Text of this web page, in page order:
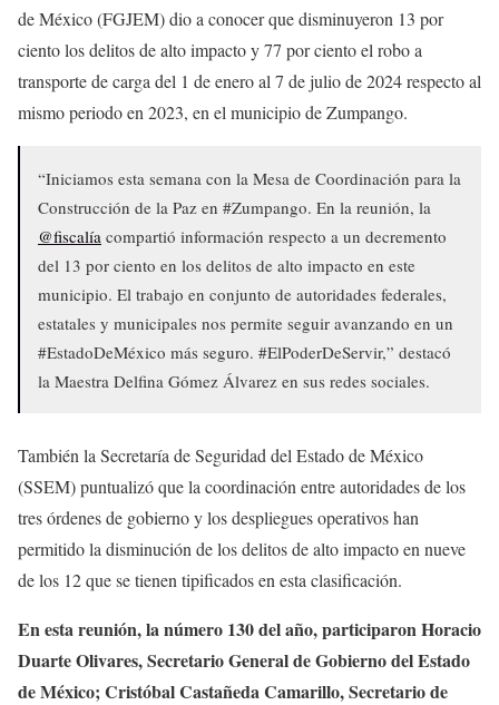
de México (FGJEM) dio a conocer que disminuyeron 13 por
ciento los delitos de alto impacto y 77 por ciento el robo a
transporte de carga del 1 de enero al 7 de julio de 2024 respecto al
mismo periodo en 2023, en el municipio de Zumpango.
“Iniciamos esta semana con la Mesa de Coordinación para la
Construcción de la Paz en #Zumpango. En la reunión, la
@fiscalía compartió información respecto a un decremento
del 13 por ciento en los delitos de alto impacto en este
municipio. El trabajo en conjunto de autoridades federales,
estatales y municipales nos permite seguir avanzando en un
#EstadoDeMéxico más seguro. #ElPoderDeServir,” destacó
la Maestra Delfina Gómez Álvarez en sus redes sociales.
También la Secretaría de Seguridad del Estado de México
(SSEM) puntualizó que la coordinación entre autoridades de los
tres órdenes de gobierno y los despliegues operativos han
permitido la disminución de los delitos de alto impacto en nueve
de los 12 que se tienen tipificados en esta clasificación.
En esta reunión, la número 130 del año, participaron Horacio
Duarte Olivares, Secretario General de Gobierno del Estado
de México; Cristóbal Castañeda Camarillo, Secretario de